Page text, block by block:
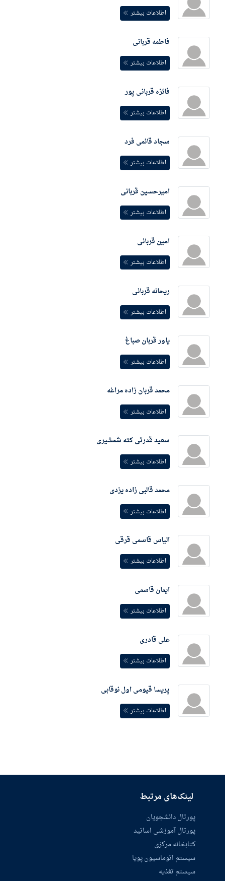
اطلاعات بیشتر
فاطمه قربانی
اطلاعات بیشتر
فائزه قربانی پور
اطلاعات بیشتر
سجاد قائمی فرد
اطلاعات بیشتر
امیرحسین قربانی
اطلاعات بیشتر
امین قربانی
اطلاعات بیشتر
ریحانه قربانی
اطلاعات بیشتر
یاور قربان صباغ
اطلاعات بیشتر
محمد قربان زاده مراغه
اطلاعات بیشتر
سعید قدرتی کته شمشیری
اطلاعات بیشتر
محمد قالبی زاده یزدی
اطلاعات بیشتر
الیاس قاسمی قرقی
اطلاعات بیشتر
ایمان قاسمی
اطلاعات بیشتر
علی قادری
اطلاعات بیشتر
پریسا قیومی اول نوقابی
اطلاعات بیشتر
لینک‌های مرتبط
پورتال دانشجویان
پورتال آموزشی اساتید
کتابخانه مرکزی
سیستم اتوماسیون پویا
سیستم تغذیه